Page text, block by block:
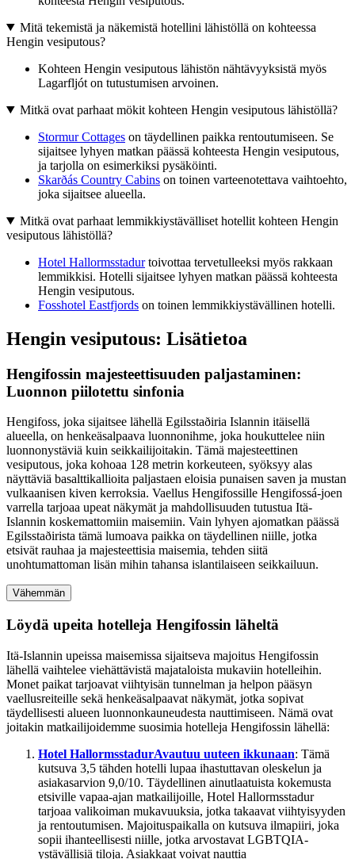
Mitä tekemistä ja näkemistä hotellini lähistöllä on kohteessa
Hengin vesiputous?
Kohteen Hengin vesiputous lähistön nähtävyyksistä myös
Lagarfljót on tutustumisen arvoinen.
Mitkä ovat parhaat mökit kohteen Hengin vesiputous lähistöllä?
Stormur Cottages on täydellinen paikka rentoutumiseen. Se
sijaitsee lyhyen matkan päässä kohteesta Hengin vesiputous,
ja tarjolla on esimerkiksi pysäköinti.
Skarðás Country Cabins on toinen varteenotettava vaihtoehto,
joka sijaitsee alueella.
Mitkä ovat parhaat lemmikkiystävälliset hotellit kohteen Hengin
vesiputous lähistöllä?
Hotel Hallormsstadurtoivottaa tervetulleeksi myös rakkaan
lemmikkisi. Hotelli sijaitsee lyhyen matkan päässä kohteesta
Hengin vesiputous.
Fosshotel Eastfjords on toinen lemmikkiystävällinen hotelli.
Hengin vesiputous: Lisätietoa
Hengifossin majesteettisuuden paljastaminen:
Luonnon piilotettu sinfonia
Hengifoss, joka sijaitsee lähellä Egilsstaðiria Islannin itäisellä
alueella, on henkeäsalpaava luonnonihme, joka houkuttelee niin
luonnonystäviä kuin seikkailijoitakin. Tämä majesteettinen
vesiputous, joka kohoaa 128 metrin korkeuteen, syöksyy alas
näyttäviä basalttikallioita paljastaen eloisia punaisen saven ja mustan
vulkaanisen kiven kerroksia. Vaellus Hengifossille Hengifossá-joen
varrella tarjoaa upeat näkymät ja mahdollisuuden tutustua Itä-
Islannin koskemattomiin maisemiin. Vain lyhyen ajomatkan päässä
Egilsstaðirista tämä lumoava paikka on täydellinen niille, jotka
etsivät rauhaa ja majesteettisia maisemia, tehden siitä
unohtumattoman lisän mihin tahansa islantilaiseen seikkailuun.
Vähemmän
Löydä upeita hotelleja Hengifossin läheltä
Itä-Islannin upeissa maisemissa sijaitseva majoitus Hengifossin
lähellä vaihtelee viehättävistä majataloista mukaviin hotelleihin.
Monet paikat tarjoavat viihtyisän tunnelman ja helpon pääsyn
vaellusreiteille sekä henkeäsalpaavat näkymät, jotka sopivat
täydellisesti alueen luonnonkauneudesta nauttimiseen. Nämä ovat
joitakin matkailijoidemme suosimia hotelleja Hengifossin lähellä:
Hotel HallormsstadurAvautuu uuteen ikkunaan: Tämä
kutsuva 3,5 tähden hotelli lupaa ihastuttavan oleskelun ja
asiakasarvion 9,0/10. Täydellinen ainutlaatuista kokemusta
etsiville vapaa-ajan matkailijoille, Hotel Hallormsstadur
tarjoaa valikoiman mukavuuksia, jotka takaavat viihtyisyyden
ja rentoutumisen. Majoituspaikalla on kutsuva ilmapiiri, joka
sopii ihanteellisesti niille, jotka arvostavat LGBTQIA-
ystävällisiä tiloja. Asiakkaat voivat nauttia